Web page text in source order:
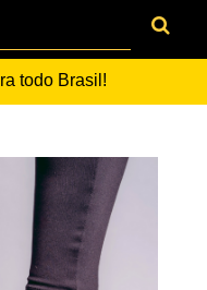
todo Brasil!